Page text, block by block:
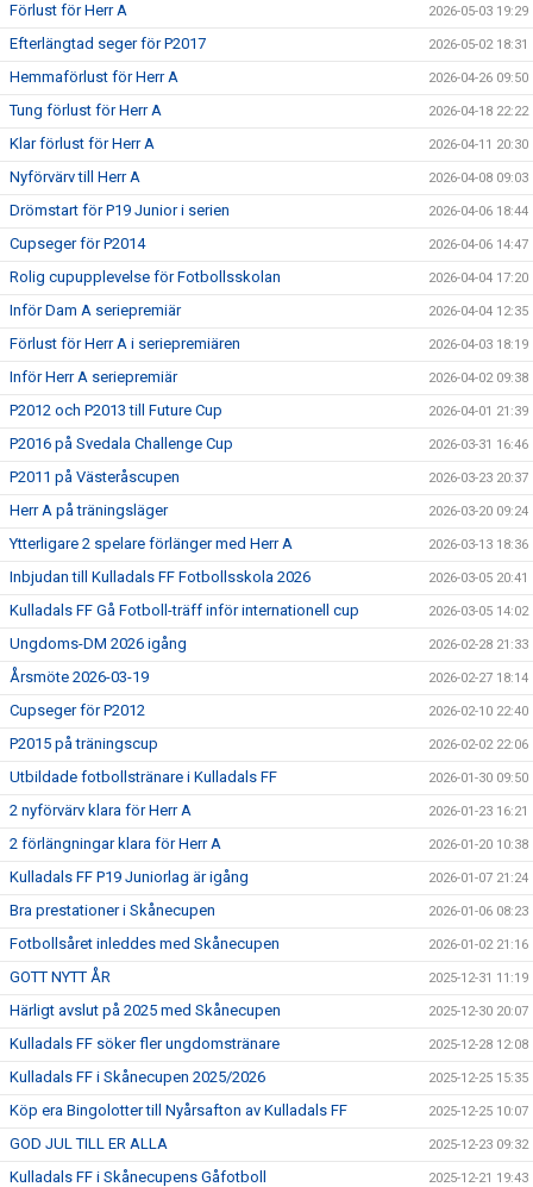
Förlust för Herr A 2026-05-03 19:29
Efterlängtad seger för P2017 2026-05-02 18:31
Hemmaförlust för Herr A 2026-04-26 09:50
Tung förlust för Herr A 2026-04-18 22:22
Klar förlust för Herr A 2026-04-11 20:30
Nyförvärv till Herr A 2026-04-08 09:03
Drömstart för P19 Junior i serien 2026-04-06 18:44
Cupseger för P2014 2026-04-06 14:47
Rolig cupupplevelse för Fotbollsskolan 2026-04-04 17:20
Inför Dam A seriepremiär 2026-04-04 12:35
Förlust för Herr A i seriepremiären 2026-04-03 18:19
Inför Herr A seriepremiär 2026-04-02 09:38
P2012 och P2013 till Future Cup 2026-04-01 21:39
P2016 på Svedala Challenge Cup 2026-03-31 16:46
P2011 på Västeråscupen 2026-03-23 20:37
Herr A på träningsläger 2026-03-20 09:24
Ytterligare 2 spelare förlänger med Herr A 2026-03-13 18:36
Inbjudan till Kulladals FF Fotbollsskola 2026 2026-03-05 20:41
Kulladals FF Gå Fotboll-träff inför internationell cup 2026-03-05 14:02
Ungdoms-DM 2026 igång 2026-02-28 21:33
Årsmöte 2026-03-19 2026-02-27 18:14
Cupseger för P2012 2026-02-10 22:40
P2015 på träningscup 2026-02-02 22:06
Utbildade fotbollstränare i Kulladals FF 2026-01-30 09:50
2 nyförvärv klara för Herr A 2026-01-23 16:21
2 förlängningar klara för Herr A 2026-01-20 10:38
Kulladals FF P19 Juniorlag är igång 2026-01-07 21:24
Bra prestationer i Skånecupen 2026-01-06 08:23
Fotbollsåret inleddes med Skånecupen 2026-01-02 21:16
GOTT NYTT ÅR 2025-12-31 11:19
Härligt avslut på 2025 med Skånecupen 2025-12-30 20:07
Kulladals FF söker fler ungdomstränare 2025-12-28 12:08
Kulladals FF i Skånecupen 2025/2026 2025-12-25 15:35
Köp era Bingolotter till Nyårsafton av Kulladals FF 2025-12-25 10:07
GOD JUL TILL ER ALLA 2025-12-23 09:32
Kulladals FF i Skånecupens Gåfotboll 2025-12-21 19:43